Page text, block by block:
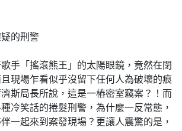
的刑警
手「搖滾熊王」的太陽眼鏡，竟然在閉
現場乍看似乎沒留下任何人為破壞的痕
斯局長所說，這是一樁密室竊案？！而
冷笑話的捲髮刑警，為什麼一反常態，
一起來到案發現場？更讓人震驚的是，